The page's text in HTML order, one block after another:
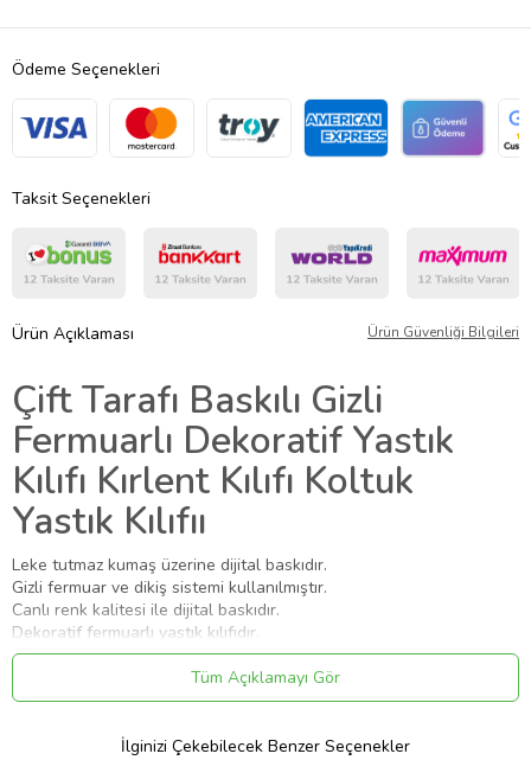
Ödeme Seçenekleri
Taksit Seçenekleri
Ürün Açıklaması Ürün Güvenliği Bilgileri
Çift Tarafı Baskılı Gizli
Fermuarlı Dekoratif Yastık
Kılıfı Kırlent Kılıfı Koltuk
Yastık Kılıfıı
Leke tutmaz kumaş üzerine dijital baskıdır.
Gizli fermuar ve dikiş sistemi kullanılmıştır.
Canlı renk kalitesi ile dijital baskıdır.
Dekoratif fermuarlı yastık kılıfıdır.
İçi boş kılıf olarak gönderilmektedir.
Hassas yıkama ayarında yıkanması önerilir.
Ürün ölçüsü 45cm x 45cm dir.
kcm44713569
Tüm Açıklamayı Gör
İlginizi Çekebilecek Benzer Seçenekler